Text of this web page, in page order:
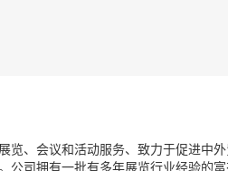
览、会议和活动服务、致力于促进
公司拥有一批有多年展览行业经验的